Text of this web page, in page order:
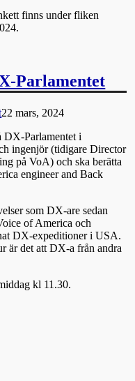
finns under fliken
Parlamentet
22 mars, 2024
DX-Parlamentet i
ingenjör (tidigare Director
på VoA) och ska berätta
engineer and Back
som DX-are sedan
of America och
DX-expeditioner i USA.
är det att DX-a från andra
kl 11.30.